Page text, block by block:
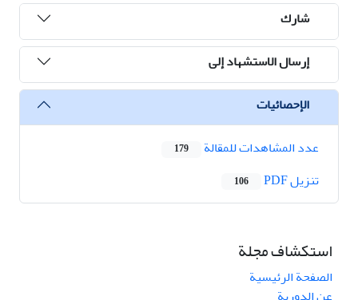
شارك
إرسال الاستشهاد إلى
الإحصائيات
عدد المشاهدات للمقالة
179
تنزیل PDF 106
استكشاف مجلة
الصفحة الرئيسية